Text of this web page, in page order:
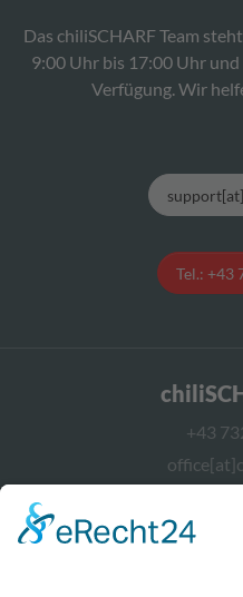
Das chiliSCHARF Team
9:00 Uhr bis 17:00 Uhr
Verfügung. Wir
Tel.: +43
+43